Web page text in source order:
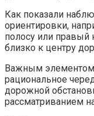
Как показали
ориентировки,
полосу или правый
близко к центру
Важным элементом
рациональное
дорожной
рассматриванием